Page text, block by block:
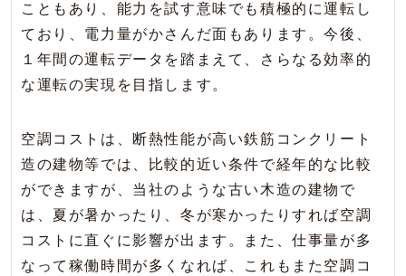
こともあり、能力を試す意味でも積極的に運転し
ており、電力量がかさんだ面もあります。今後、
１年間の運転データを踏まえて、さらなる効率的
な運転の実現を目指します。
空調コストは、断熱性能が高い鉄筋コンクリート
造の建物等では、比較的近い条件で経年的な比較
ができますが、当社のような古い木造の建物で
は、夏が暑かったり、冬が寒かったりすれば空調
コストに直ぐに影響が出ます。また、仕事量が多
なって稼働時間が多くなれば、これもまた空調コ